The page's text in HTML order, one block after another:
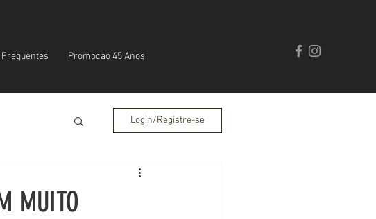
Promocao 45 Anos
Login/Registre-se
MUITO